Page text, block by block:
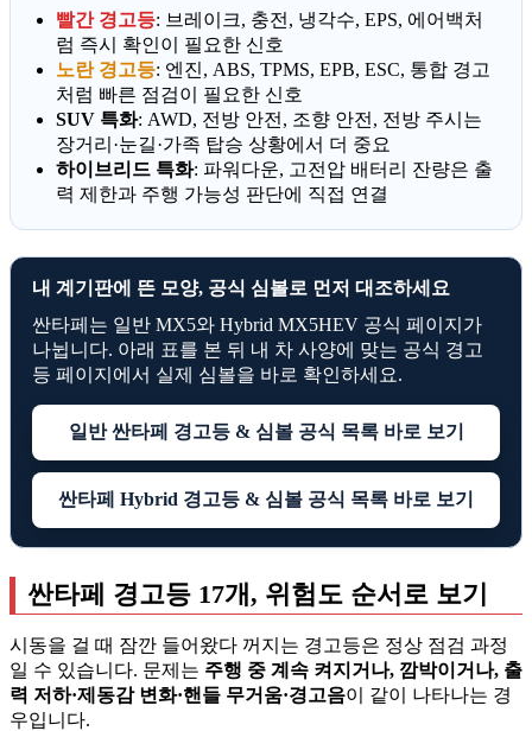
빨간 경고등: 브레이크, 충전, 냉각수, EPS, 에어백처
럼 즉시 확인이 필요한 신호
노란 경고등: 엔진, ABS, TPMS, EPB, ESC, 통합 경고
처럼 빠른 점검이 필요한 신호
SUV 특화: AWD, 전방 안전, 조향 안전, 전방 주시는
장거리·눈길·가족 탑승 상황에서 더 중요
하이브리드 특화: 파워다운, 고전압 배터리 잔량은 출
력 제한과 주행 가능성 판단에 직접 연결
내 계기판에 뜬 모양, 공식 심볼로 먼저 대조하세요
싼타페는 일반 MX5와 Hybrid MX5HEV 공식 페이지가
나뉩니다. 아래 표를 본 뒤 내 차 사양에 맞는 공식 경고
등 페이지에서 실제 심볼을 바로 확인하세요.
일반 싼타페 경고등 & 심볼 공식 목록 바로 보기
싼타페 Hybrid 경고등 & 심볼 공식 목록 바로 보기
싼타페 경고등 17개, 위험도 순서로 보기
시동을 걸 때 잠깐 들어왔다 꺼지는 경고등은 정상 점검 과정
일 수 있습니다. 문제는 주행 중 계속 켜지거나, 깜박이거나, 출
력 저하·제동감 변화·핸들 무거움·경고음이 같이 나타나는 경
우입니다.